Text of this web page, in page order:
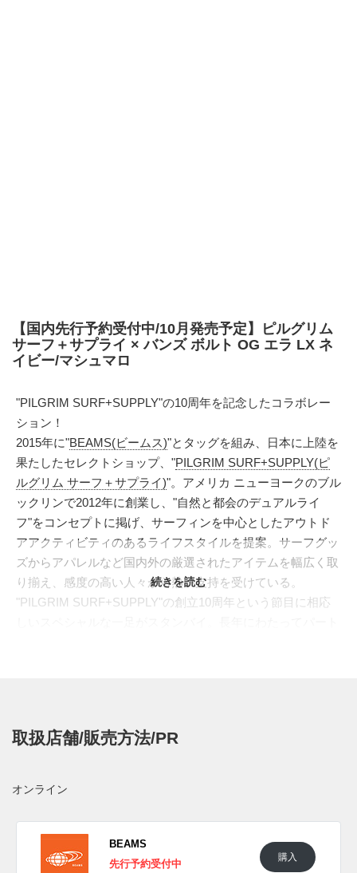
【国内先行予約受付中/10月発売予定】ピルグリム
サーフ＋サプライ × バンズ ボルト OG エラ LX ネ
イビー/マシュマロ
"PILGRIM SURF+SUPPLY"の10周年を記念したコラボレー
ション！
2015年に"BEAMS(ビームス)"とタッグを組み、日本に上陸を
果たしたセレクトショップ、"PILGRIM SURF+SUPPLY(ピ
ルグリム サーフ＋サプライ)"。アメリカ ニューヨークのブル
ックリンで2012年に創業し、"自然と都会のデュアルライ
フ"をコンセプトに掲げ、サーフィンを中心としたアウトド
アアクティビティのあるライフスタイルを提案。サーフグッ
ズからアパレルなど国内外の厳選されたアイテムを幅広く取
り揃え、感度の高い人々から熱い支持を受けている。
"PILGRIM SURF+SUPPLY"の創立10周年という節目に相応
マロ、左側をネイビーで色付け、さりげないアシンメトリー
もしい一足となっている。
日本国内では2022年10月上旬にPILGRIM SURF+SUPPLYな
どで発売予定。価格は11,000円(税込)。また新たな情報が入
続きを読む
取扱店舗/販売方法/PR
オンライン
BEAMS
先行予約受付中
購入